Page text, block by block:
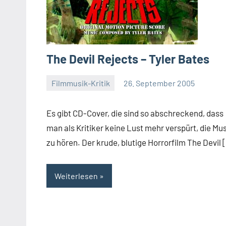
The Devil Rejects – Tyler Bates
Filmmusik-Kritik 26. September 2005
Es gibt CD-Cover, die sind so abschreckend, dass
man als Kritiker keine Lust mehr verspürt, die
zu hören. Der krude, blutige Horrorfilm The Devil
Weiterlesen